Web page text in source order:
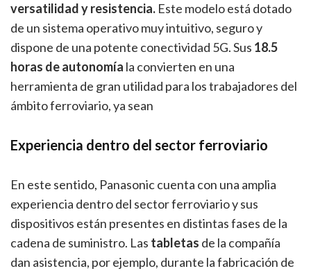
versatilidad y resistencia. Este modelo está dotado
de un sistema operativo muy intuitivo, seguro y
dispone de una potente conectividad 5G. Sus 18.5
horas de autonomía la convierten en una
herramienta de gran utilidad para los trabajadores del
ámbito ferroviario, ya sean
Experiencia dentro del sector ferroviario
En este sentido, Panasonic cuenta con una amplia
experiencia dentro del sector ferroviario y sus
dispositivos están presentes en distintas fases de la
cadena de suministro. Las tabletas de la compañía
dan asistencia, por ejemplo, durante la fabricación de